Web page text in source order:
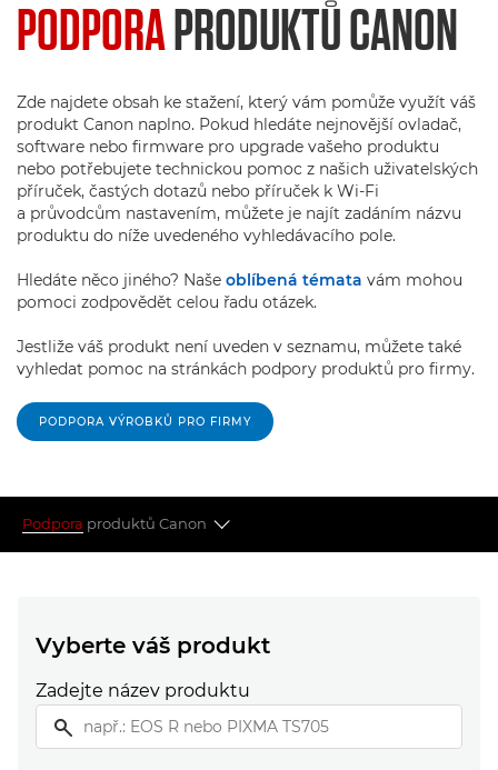
PODPORAPRODUKTŮ CANON
Zde najdete obsah ke stažení, který vám pomůže využít váš
produkt Canon naplno. Pokud hledáte nejnovější ovladač,
software nebo firmware pro upgrade vašeho produktu
nebo potřebujete technickou pomoc z našich uživatelských
příruček, častých dotazů nebo příruček k Wi-Fi
a průvodcům nastavením, můžete je najít zadáním názvu
produktu do níže uvedeného vyhledávacího pole.
Hledáte něco jiného? Naše oblíbená témata vám mohou
pomoci zodpovědět celou řadu otázek.
Jestliže váš produkt není uveden v seznamu, můžete také
vyhledat pomoc na stránkách podpory produktů pro firmy.
PODPORA VÝROBKŮ PRO FIRMY
Podpora produktů Canon
Oblíbená témata
Hledáte něco jiného?
Vyberte váš produkt
Zadejte název produktu